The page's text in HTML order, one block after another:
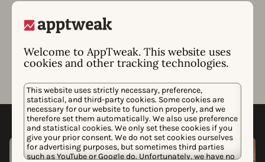
Welcome to AppTweak. This website uses
cookies and other tracking technologies.
This website uses strictly necessary, preference,
statistical, and third-party cookies. Some cookies are
necessary for our website to function properly, and we
therefore set them automatically. We also use preference
and statistical cookies. We only set these cookies if you
give your prior consent. We do not set cookies ourselves
for advertising purposes, but sometimes third parties
such as YouTube or Google do. Unfortunately, we have no
法更改的影响。